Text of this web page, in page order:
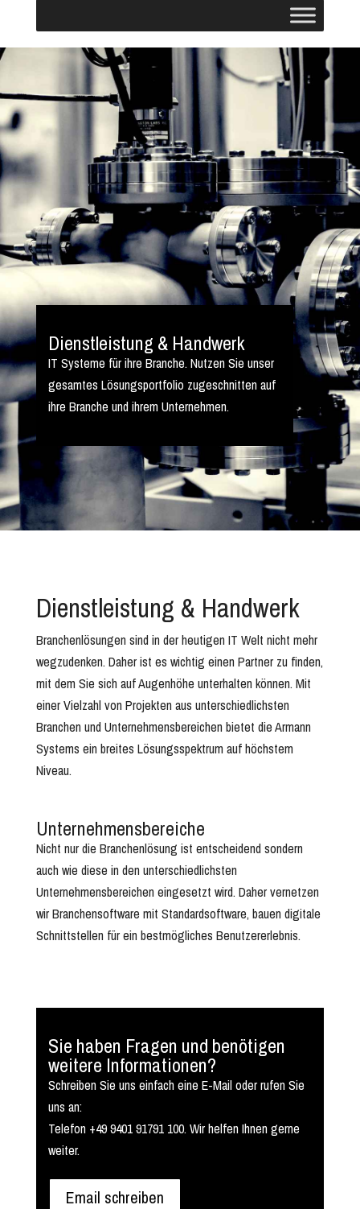
Dienstleistung & Handwerk
IT Systeme für ihre Branche. Nutzen Sie unser
gesamtes Lösungsportfolio zugeschnitten auf
ihre Branche und ihrem Unternehmen.
Dienstleistung & Handwerk
Branchenlösungen sind in der heutigen IT Welt nicht mehr
wegzudenken. Daher ist es wichtig einen Partner zu finden,
mit dem Sie sich auf Augenhöhe unterhalten können. Mit
einer Vielzahl von Projekten aus unterschiedlichsten
Branchen und Unternehmensbereichen bietet die Armann
Systems ein breites Lösungsspektrum auf höchstem
Niveau.
Unternehmensbereiche
Nicht nur die Branchenlösung ist entscheidend sondern
auch wie diese in den unterschiedlichsten
Unternehmensbereichen eingesetzt wird. Daher vernetzen
wir Branchensoftware mit Standardsoftware, bauen digitale
Schnittstellen für ein bestmögliches Benutzererlebnis.
Sie haben Fragen und benötigen
weitere Informationen?
Schreiben Sie uns einfach eine E-Mail oder rufen Sie
uns an:
Telefon +49 9401 91791 100. Wir helfen Ihnen gerne
weiter.
Email schreiben